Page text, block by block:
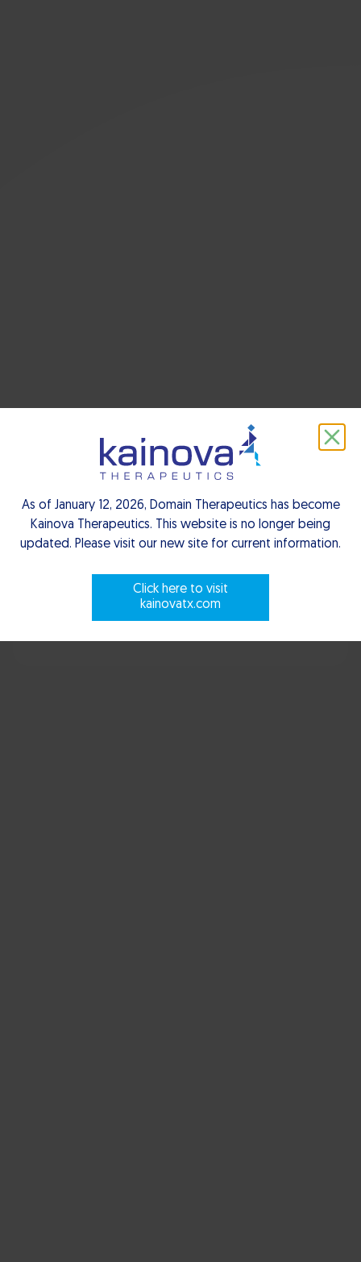
Prostaglandin E2 (
PGE2 )
Scroll to explore
As of January 12, 2026, Domain Therapeutics has become
Kainova Therapeutics. This website is no longer being
updated. Please visit our new site for current information.
Click here to visit
kainovatx.com